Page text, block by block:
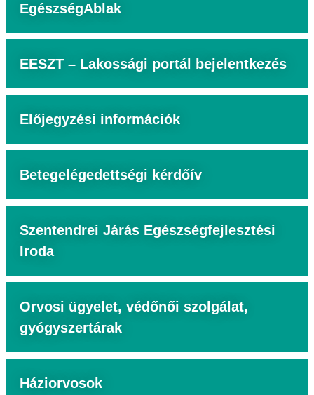
EgészségAblak
EESZT – Lakossági portál bejelentkezés
Előjegyzési információk
Betegelégedettségi kérdőív
Szentendrei Járás Egészségfejlesztési
Iroda
Orvosi ügyelet, védőnői szolgálat,
gyógyszertárak
Háziorvosok